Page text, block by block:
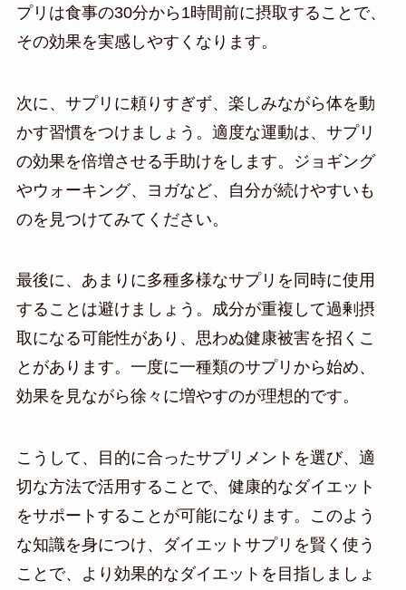
プリは食事の30分から1時間前に摂取することで、
その効果を実感しやすくなります。
次に、サプリに頼りすぎず、楽しみながら体を動
かす習慣をつけましょう。適度な運動は、サプリ
の効果を倍増させる手助けをします。ジョギング
やウォーキング、ヨガなど、自分が続けやすいも
のを見つけてみてください。
最後に、あまりに多種多様なサプリを同時に使用
することは避けましょう。成分が重複して過剰摂
取になる可能性があり、思わぬ健康被害を招くこ
とがあります。一度に一種類のサプリから始め、
効果を見ながら徐々に増やすのが理想的です。
こうして、目的に合ったサプリメントを選び、適
切な方法で活用することで、健康的なダイエット
をサポートすることが可能になります。このよう
な知識を身につけ、ダイエットサプリを賢く使う
ことで、より効果的なダイエットを目指しましょ